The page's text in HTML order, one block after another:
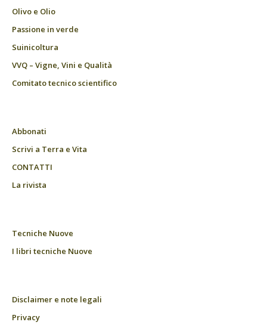
Olivo e Olio
Passione in verde
Suinicoltura
VVQ – Vigne, Vini e Qualità
Comitato tecnico scientifico
Abbonati
Scrivi a Terra e Vita
CONTATTI
La rivista
Tecniche Nuove
I libri tecniche Nuove
Disclaimer e note legali
Privacy